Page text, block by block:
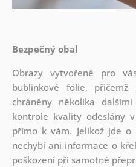
Bezpečný obal
Obrazy vytvořené pro
bublinkové fólie,
chráněny několika
kontrole kvality odeslány
přímo k vám. Jelikož jde
nechybí ani informace o
poškození při samotné